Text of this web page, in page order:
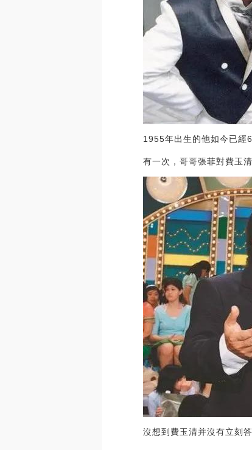
1955年出生的他如今已經
有一次，哥哥張菲對費玉
沒想到費玉清并沒有立刻